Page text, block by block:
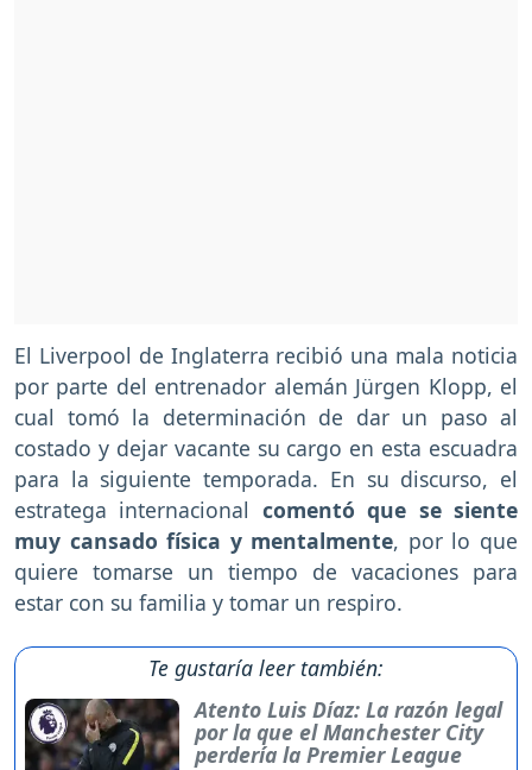
El Liverpool de Inglaterra recibió una mala noticia
por parte del entrenador alemán Jürgen Klopp, el
cual tomó la determinación de dar un paso al
costado y dejar vacante su cargo en esta escuadra
para la siguiente temporada. En su discurso, el
estratega internacional comentó que se siente
muy cansado física y mentalmente, por lo que
quiere tomarse un tiempo de vacaciones para
estar con su familia y tomar un respiro.
Te gustaría leer también:
Atento Luis Díaz: La razón legal
por la que el Manchester City
perdería la Premier League